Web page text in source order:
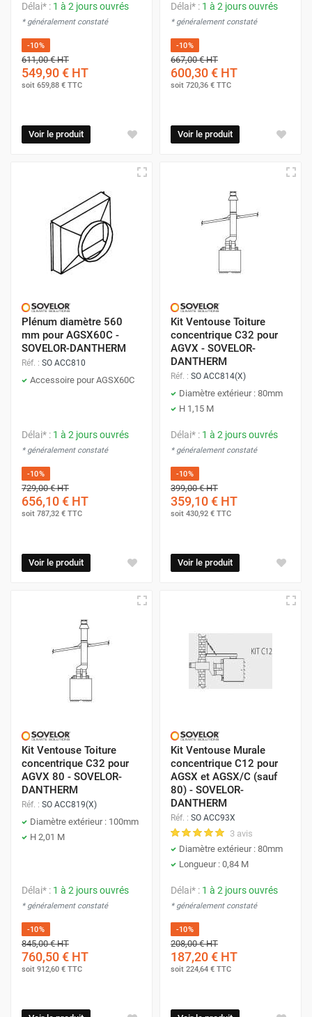
Délai* : 1 à 2 jours ouvrés
* généralement constaté
-10%
611,00 €HT
549,90 € HT
soit 659,88 € TTC
Voir le produit
Délai* : 1 à 2 jours ouvrés
* généralement constaté
-10%
667,00 €HT
600,30 € HT
soit 720,36 € TTC
Voir le produit
Plénum diamètre 560
mm pour AGSX60C -
SOVELOR-DANTHERM
Réf. : SO ACC810
Accessoire pour AGSX60C
Délai* : 1 à 2 jours ouvrés
* généralement constaté
-10%
729,00 €HT
656,10 € HT
soit 787,32 € TTC
Voir le produit
Kit Ventouse Toiture
concentrique C32 pour
AGVX - SOVELOR-
DANTHERM
Réf. : SO ACC814(X)
Diamètre extérieur : 80mm
H 1,15 M
Délai* : 1 à 2 jours ouvrés
* généralement constaté
-10%
399,00 €HT
359,10 € HT
soit 430,92 € TTC
Voir le produit
Kit Ventouse Toiture
concentrique C32 pour
AGVX 80 - SOVELOR-
DANTHERM
Réf. : SO ACC819(X)
Diamètre extérieur : 100mm
H 2,01 M
Délai* : 1 à 2 jours ouvrés
* généralement constaté
-10%
845,00 €HT
760,50 € HT
soit 912,60 € TTC
Kit Ventouse Murale
concentrique C12 pour
AGSX et AGSX/C (sauf
80) - SOVELOR-
DANTHERM
Réf. : SO ACC93X
3 avis
Diamètre extérieur : 80mm
Longueur : 0,84 M
Délai* : 1 à 2 jours ouvrés
* généralement constaté
-10%
208,00 €HT
187,20 € HT
soit 224,64 € TTC